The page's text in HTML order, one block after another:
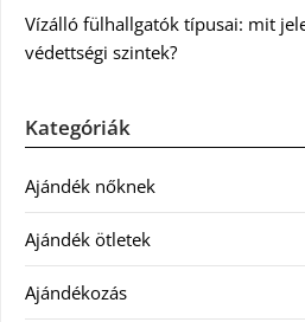
Vízálló fülhallgatók típusai: mit
védettségi szintek?
Kategóriák
Ajándék nőknek
Ajándék ötletek
Ajándékozás